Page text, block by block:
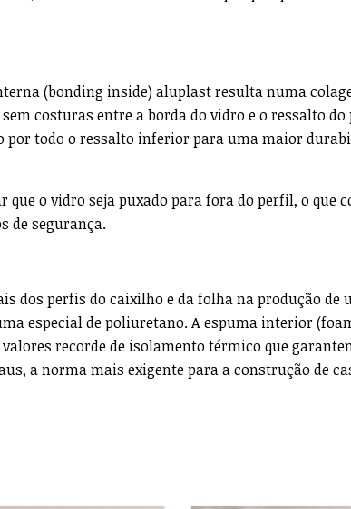
(bonding inside) aluplast resulta numa
costuras entre a borda do vidro e o ressalto do
por todo o ressalto inferior para uma maior
que o vidro seja puxado para fora do perfil, o que
de segurança.
dos perfis do caixilho e da folha na produção de
especial de poliuretano. A espuma interior
recorde de isolamento térmico que
a norma mais exigente para a construção de